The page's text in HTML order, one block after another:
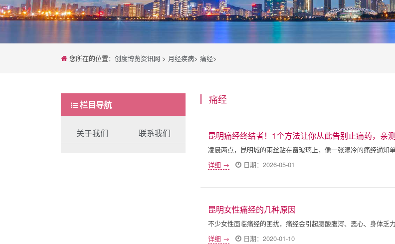
您所在的位置： 创度博览资讯网 > 月经疾病> 痛经>
栏目导航
关于我们 联系我们
痛经
昆明痛经终结者！1个方法让你从此告别止痛药，亲
凌晨两点，昆明城的雨丝贴在窗玻璃上，像一张湿冷的痛经通
详细 →
日期：2026-05-01
昆明女性痛经的几种原因
不少女性面临痛经的困扰，痛经会引起腰酸腹泻、恶心、身体
详细 →
日期：2020-01-10